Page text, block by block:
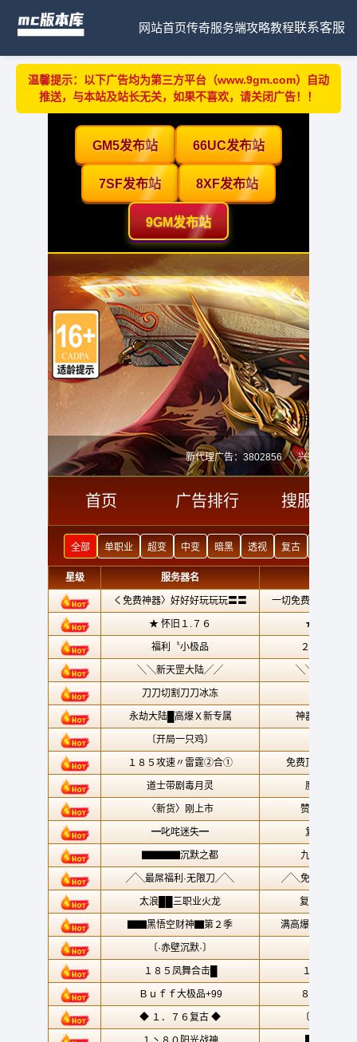
网站首页传奇服务端攻略教程联系客服
温馨提示：以下广告均为第三方平台（www.9gm.com）自动
推送，与本站及站长无关，如果不喜欢，请关闭广告！！